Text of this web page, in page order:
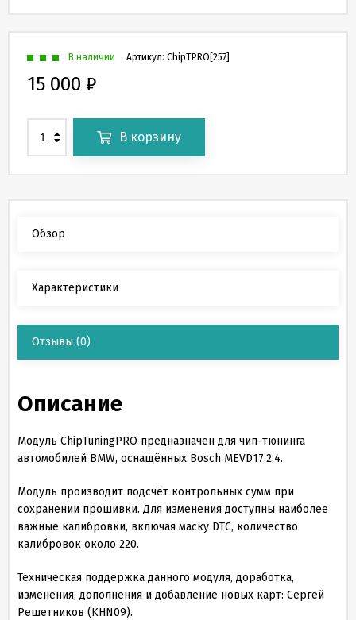
Артикул: ChipTPRO[257]
В наличии
15 000 ₽
В корзину
Обзор
Характеристики
Отзывы (0)
Описание
Модуль ChipTuningPRO предназначен для чип-тюнинга
автомобилей BMW, оснащённых Bosch MEVD17.2.4.
Модуль производит подсчёт контрольных сумм при
сохранении прошивки. Для изменения доступны наиболее
важные калибровки, включая маску DTC, количество
калибровок около 220.
Техническая поддержка данного модуля, доработка,
изменения, дополнения и добавление новых карт: Сергей
Решетников (KHN09).